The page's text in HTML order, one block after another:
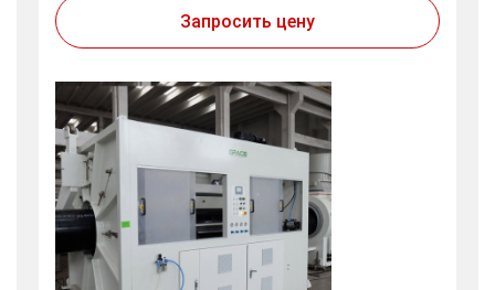
Запросить цену